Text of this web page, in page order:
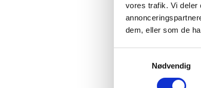
vores trafik. Vi deler
dem, eller som de
Nødvendig
Pas
Danske
Danske
EU-nødpas: